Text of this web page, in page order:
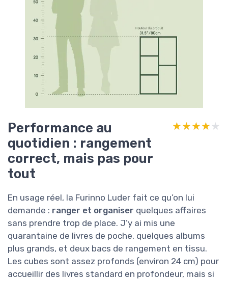
Performance au
quotidien : rangement
correct, mais pas pour
tout
★★★★★
★★★★★
En usage réel, la Furinno Luder fait ce qu’on lui
demande : ranger et organiser quelques affaires
sans prendre trop de place. J’y ai mis une
quarantaine de livres de poche, quelques albums
plus grands, et deux bacs de rangement en tissu.
Les cubes sont assez profonds (environ 24 cm) pour
accueillir des livres standard en profondeur, mais si